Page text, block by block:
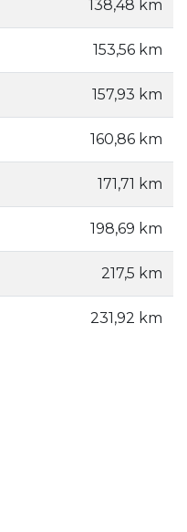
138,48 km
153,56 km
157,93 km
160,86 km
171,71 km
198,69 km
217,5 km
231,92 km